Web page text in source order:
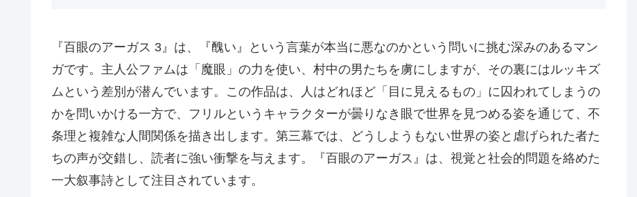
『百眼のアーガス 3』は、『醜い』という言葉が本当に悪なのかという問いに挑む深みのあるマン
ガです。主人公ファムは「魔眼」の力を使い、村中の男たちを虜にしますが、その裏にはルッキズ
ムという差別が潜んでいます。この作品は、人はどれほど「目に見えるもの」に囚われてしまうの
かを問いかける一方で、フリルというキャラクターが曇りなき眼で世界を見つめる姿を通じて、不
条理と複雑な人間関係を描き出します。第三幕では、どうしようもない世界の姿と虐げられた者た
ちの声が交錯し、読者に強い衝撃を与えます。『百眼のアーガス』は、視覚と社会的問題を絡めた
一大叙事詩として注目されています。